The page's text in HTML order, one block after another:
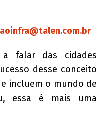
a falar das cidades
desse conceito
incluem o mundo de
essa é mais uma